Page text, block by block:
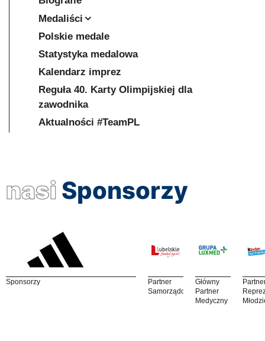
Medaliści
Polskie medale
Statystyka medalowa
Kalendarz imprez
Reguła 40. Karty Olimpijskiej dla
zawodnika
Aktualności #TeamPL
nasi Sponsorzy
Sponsorzy
Partner
Samorządowy
Główny
Partner
Medyczny